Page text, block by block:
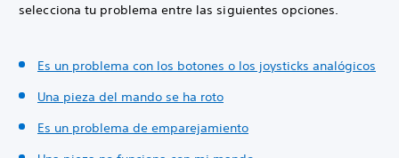
selecciona tu problema entre las siguientes opciones.
Es un problema con los botones o los joysticks analógicos
Una pieza del mando se ha roto
Es un problema de emparejamiento